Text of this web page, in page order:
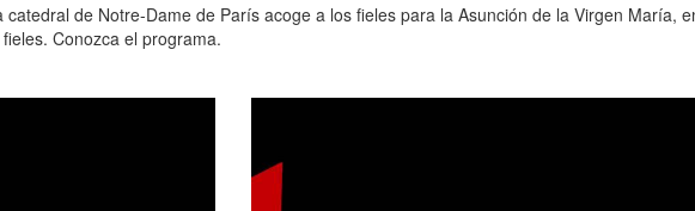
de Notre-Dame de París acoge a los fieles para la Asunción de la Virgen María,
Conozca el programa.